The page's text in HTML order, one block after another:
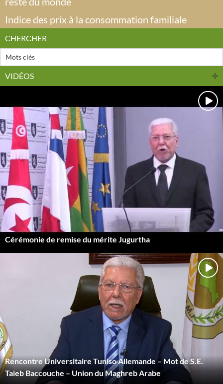
Indice des prix à la consommation familiale
CHERCHER
VIDÉOS
Cérémonie de remise du mérite Jugurtha
Rencontre Universitaire Tuniso Allemande – Mot de S.E.
Taieb Baccouche – Union du Maghreb Arabe